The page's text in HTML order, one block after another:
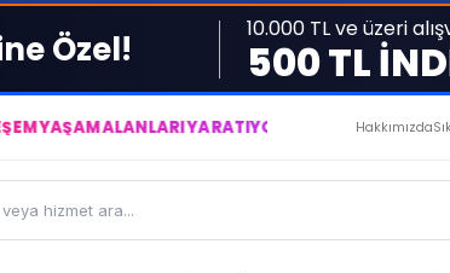
Özel! 10.000 TL ve üzeri
500 TL
YARATIYOR VE YAŞATIYORUZ ● BİZİMLE
Hakkımızda